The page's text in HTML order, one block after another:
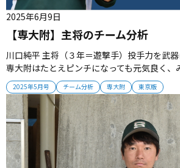
2025年5月号 チーム分析 専大附 東京版
【専大附】主将のチーム分析
2025年6月9日
川口純平 主将（３年＝遊撃手）投手力を武
専大附はたとえピンチになっても元気良く
ていけるチームです。投手力を武器に、どん
ていくことができます。チャンスで必ず得
ーを助けていきたいと思います」...